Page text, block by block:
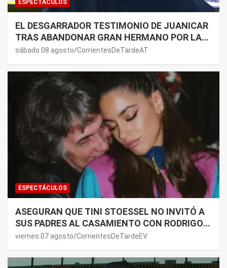
ESPECTÁCULOS
EL DESGARRADOR TESTIMONIO DE JUANICAR
TRAS ABANDONAR GRAN HERMANO POR LA
SALUD DE SU MAMÁ.
sábado 08 agosto CorrientesDeTardeAT
ESPECTÁCULOS
ASEGURAN QUE TINI STOESSEL NO INVITÓ A
SUS PADRES AL CASAMIENTO CON RODRIGO
DE PAUL: LOS MOTIVOS
viernes 07 agosto CorrientesDeTardeEV